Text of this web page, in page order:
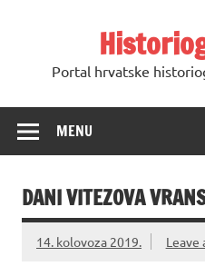
Portal hrvatske
MENU
DANI VITEZOVA
14. kolovoza 2019. Leave